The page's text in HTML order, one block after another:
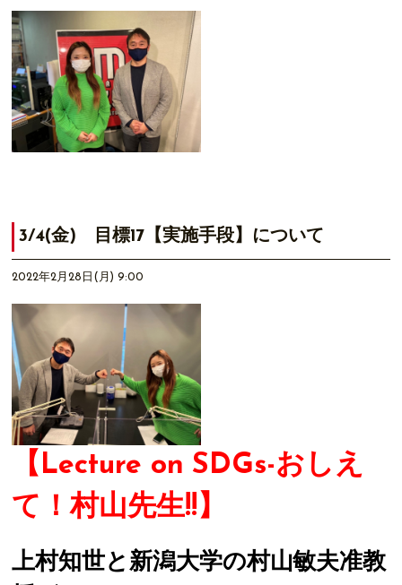
3/4(金) 目標17【実施手段】について
2022年2月28日(月) 9:00
【Lecture on SDGs-おしえ
て！村山先生!!】
上村知世と新潟大学の村山敏夫准教